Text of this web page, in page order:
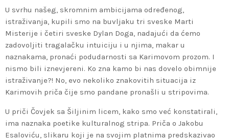
U svrhu našeg, skromnim ambicijama određenog,
istraživanja, kupili smo na buvljaku tri sveske Marti
Misterije i četiri sveske Dylan Doga, nadajući da ćemo
zadovoljiti tragalačku intuiciju i u njima, makar u
naznakama, pronaći podudarnosti sa Karimovom prozom. I
nismo bili iznevjereni. Ko zna kamo bi nas dovelo obimnije
istraživanje?! No, evo nekoliko znakovitih situacija iz
Karimovih priča čije smo pandane pronašli u stripovima.
U priči Čovjek sa Šiljinim licem, kako smo već konstatirali,
ima naznaka poetike kulturalnog stripa. Priča o Jakobu
Esaloviću, slikaru koji je na svojim platnima predskazivao